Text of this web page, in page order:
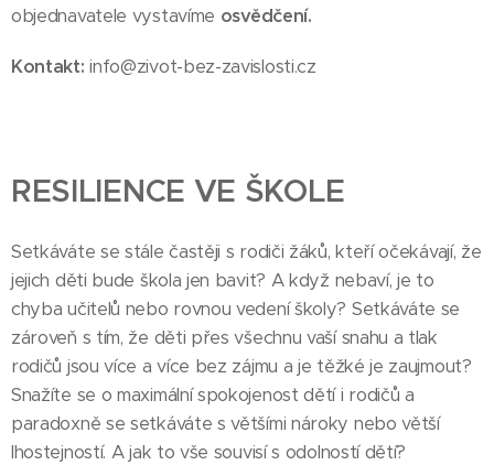
objednavatele vystavíme osvědčení.
Kontakt: info@zivot-bez-zavislosti.cz
RESILIENCE VE ŠKOLE
Setkáváte se stále častěji s rodiči žáků, kteří očekávají, že
jejich děti bude škola jen bavit? A když nebaví, je to
chyba učitelů nebo rovnou vedení školy? Setkáváte se
zároveň s tím, že děti přes všechnu vaší snahu a tlak
rodičů jsou více a více bez zájmu a je těžké je zaujmout?
Snažíte se o maximální spokojenost dětí i rodičů a
paradoxně se setkáváte s většími nároky nebo větší
lhostejností. A jak to vše souvisí s odolností dětí?